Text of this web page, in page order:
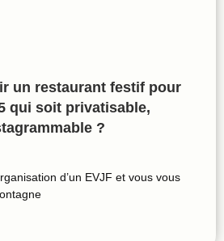
un restaurant festif pour
qui soit privatisable,
?
d’un EVJF et vous vous